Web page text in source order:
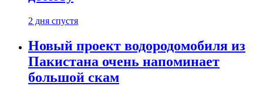
2 дня спустя
Новый проект водородомобиля из
Пакистана очень напоминает
большой скам